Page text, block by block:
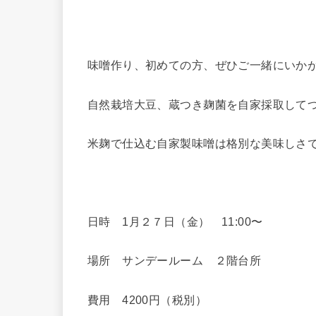
味噌作り、初めての方、ぜひご一緒にいか
自然栽培大豆、蔵つき麹菌を自家採取して
米麹で仕込む自家製味噌は格別な美味しさで
日時 1月２７日（金） 11:00〜
場所 サンデールーム ２階台所
費用 4200円（税別）